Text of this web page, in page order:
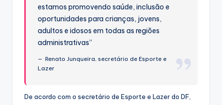
estamos promovendo saúde, inclusão e
oportunidades para crianças, jovens,
adultos e idosos em todas as regiões
administrativas”
Renato Junqueira, secretário de Esporte e
Lazer
De acordo com o secretário de Esporte e Lazer do DF,